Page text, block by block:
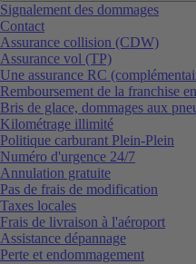
Signalement des dommages
Contact
Assurance collision (CDW)
Assurance vol (TP)
Une assurance RC
Remboursement de la franchise
Bris de glace, dommages aux
Kilométrage illimité
Politique carburant Plein-Plein
Numéro d'urgence 24/7
Annulation gratuite
Pas de frais de modification
Taxes locales
Frais de livraison à l'aéroport
Assistance dépannage
Perte et endommagement